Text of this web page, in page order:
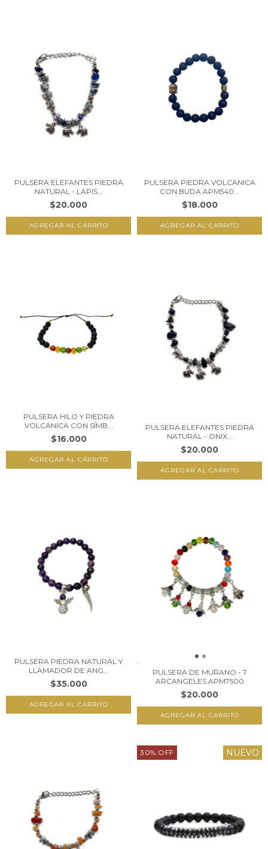
PULSERA ELEFANTES PIEDRA
NATURAL - LAPIS...
$20.000
PULSERA PIEDRA VOLCANICA
CON BUDA APM540...
$18.000
PULSERA HILO Y PIEDRA
VOLCÁNICA CON SÍMB...
$16.000
PULSERA ELEFANTES PIEDRA
NATURAL - ONIX...
$20.000
PULSERA PIEDRA NATURAL Y
LLAMADOR DE ANG...
$35.000
PULSERA DE MURANO - 7
ARCANGELES APM7500
$20.000
30% OFF NUEVO